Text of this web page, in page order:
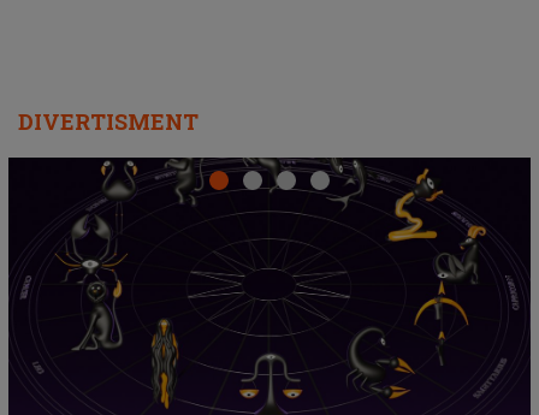
DIVERTISMENT